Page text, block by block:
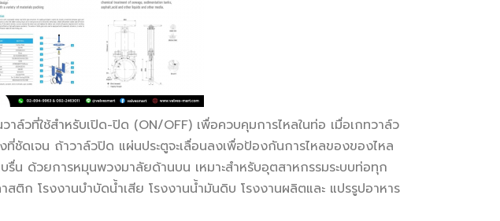
าล์วที่ใช้สำหรับเปิด-ปิด (ON/OFF) เพื่อควบคุมการไหลในท่อ เมื่อเกทวาล์ว
ที่ชัดเจน ถ้าวาล์วปิด แผ่นประตูจะเลื่อนลงเพื่อป้องกันการไหลของของไหล
รื่น ด้วยการหมุนพวงมาลัยด้านบน เหมาะสำหรับอุตสาหกรรมระบบท่อทุก
สติก โรงงานบำบัดน้ำเสีย โรงงานน้ำมันดิบ โรงงานผลิตและ แปรรูปอาหาร